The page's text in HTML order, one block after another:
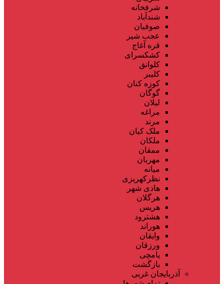
شرفخانه
شندآباد
صوفیان
عجب شیر
قره آغاج
کشکسرای
کلوانق
کلیبر
کوزه کنان
گوگان
لیلان
مراغه
مرند
ملک کیان
ملکان
ممقان
مهربان
میانه
نظرکهریزی
هادی شهر
هرگلان
هریس
هشترود
هوراند
وایقان
ورزقان
یامچی
بازگشت
آذربایجان غربی